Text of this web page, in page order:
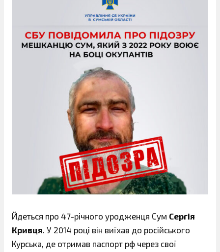
Йдеться про 47-річного уродженця Сум Сергія
Кривця. У 2014 році він виїхав до російського
Курська, де отримав паспорт рф через свої